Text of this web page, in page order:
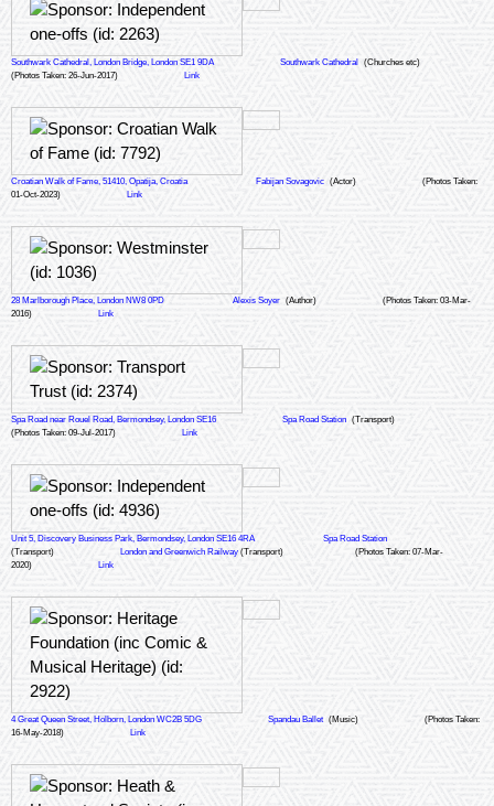
Southwark Cathedral, London Bridge, London SE1 9DA Southwark Cathedral (Churches etc)
(Photos Taken: 26-Jun-2017)
Link
Croatian Walk of Fame, 51410, Opatija, Croatia Fabijan Sovagovic (Actor)
(Photos Taken:
01-Oct-2023)
Link
28 Marlborough Place, London NW8 0PD Alexis Soyer (Author)
(Photos Taken: 03-Mar-
2016)
Link
Spa Road near Rouel Road, Bermondsey, London SE16 Spa Road Station (Transport)
(Photos Taken: 09-Jul-2017)
Link
Unit 5, Discovery Business Park, Bermondsey, London SE16 4RA
Spa Road Station
(Transport)
London and Greenwich Railway (Transport)
(Photos Taken: 07-Mar-
2020)
Link
4 Great Queen Street, Holborn, London WC2B 5DG Spandau Ballet (Music)
(Photos Taken:
16-May-2018)
Link